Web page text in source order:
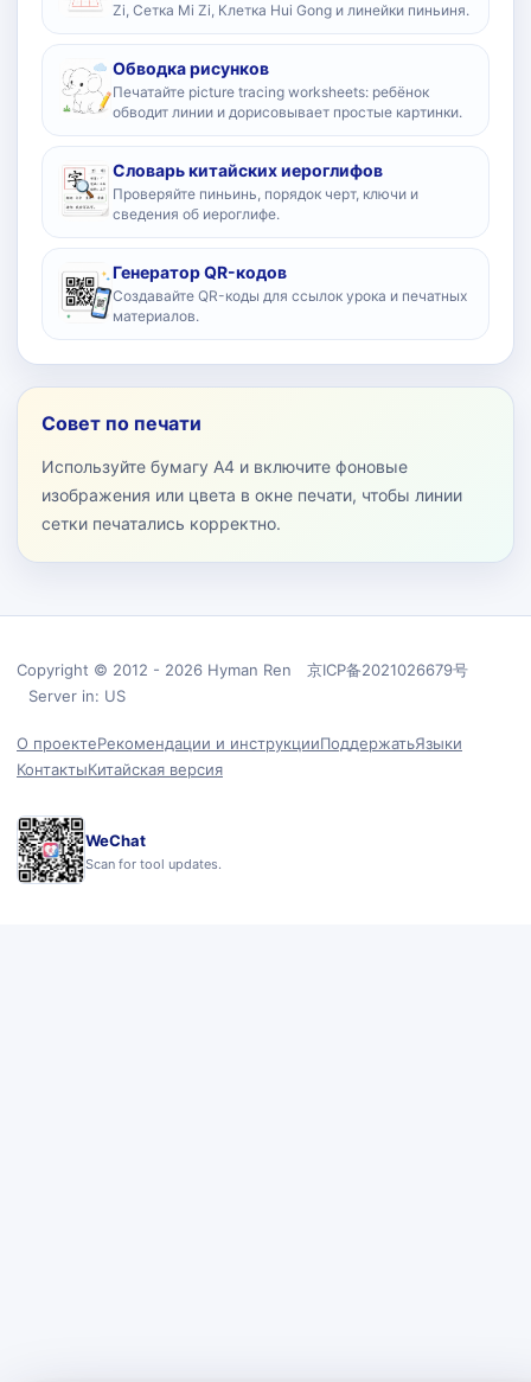
Zi, Сетка Mi Zi, Клетка Hui Gong и линейки пиньиня.
Обводка рисунков
Печатайте picture tracing worksheets: ребёнок
обводит линии и дорисовывает простые картинки.
Словарь китайских иероглифов
Проверяйте пиньинь, порядок черт, ключи и
сведения об иероглифе.
Генератор QR-кодов
Создавайте QR-коды для ссылок урока и печатных
материалов.
Совет по печати
Используйте бумагу A4 и включите фоновые
изображения или цвета в окне печати, чтобы линии
сетки печатались корректно.
Copyright © 2012 - 2026 Hyman Ren 京ICP备2021026679号
Server in: US
О проектеРекомендации и инструкцииПоддержатьЯзыки
КонтактыКитайская версия
WeChat
Scan for tool updates.